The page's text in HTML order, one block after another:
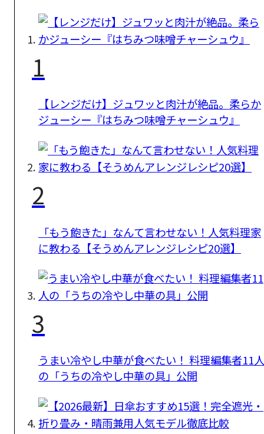
1
【レンジだけ】ジュワッと肉汁が絶品。柔らか
ジューシー『はちみつ味噌チャーシュウ』
2
「もう飽きた」なんて言わせない！人気料理家
に教わる【そうめんアレンジレシピ20選】
3
うまい冷やし中華が食べたい！ 料理編集者11人
の「うちの冷やし中華の具」公開